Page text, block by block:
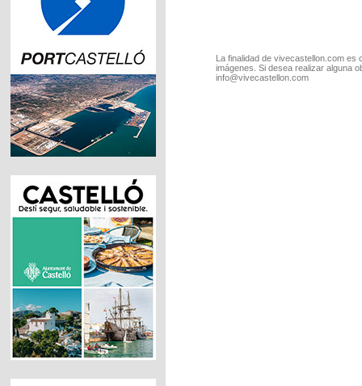
La finalidad de vivecastellon.com
imágenes. Si desea realizar alguna
info@vivecastellon.com